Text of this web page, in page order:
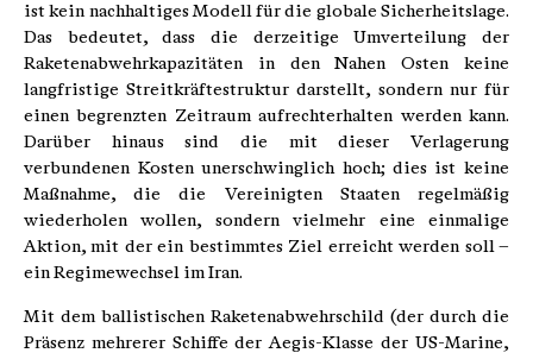
ist kein nachhaltiges Modell für die globale Sicherheitslage.
Das bedeutet, dass die derzeitige Umverteilung der
Raketenabwehrkapazitäten in den Nahen Osten keine
langfristige Streitkräftestruktur darstellt, sondern nur für
einen begrenzten Zeitraum aufrechterhalten werden kann.
Darüber hinaus sind die mit dieser Verlagerung
verbundenen Kosten unerschwinglich hoch; dies ist keine
Maßnahme, die die Vereinigten Staaten regelmäßig
wiederholen wollen, sondern vielmehr eine einmalige
Aktion, mit der ein bestimmtes Ziel erreicht werden soll –
ein Regimewechsel im Iran.
Mit dem ballistischen Raketenabwehrschild (der durch die
Präsenz mehrerer Schiffe der Aegis-Klasse der US-Marine,